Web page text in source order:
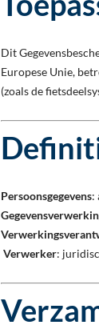
Dit
Europese Unie,
(zoals de
Persoonsgegevens:
Verwerker: